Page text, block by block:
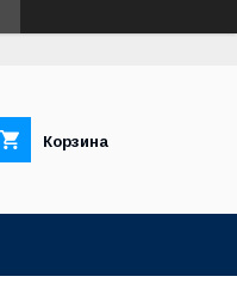
Корзина